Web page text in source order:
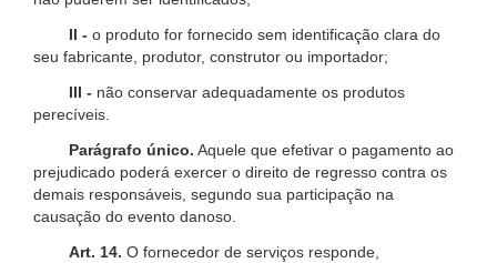
II - o produto for fornecido sem identificação clara do
seu fabricante, produtor, construtor ou importador;
III - não conservar adequadamente os produtos
perecíveis.
Parágrafo único. Aquele que efetivar o pagamento ao
prejudicado poderá exercer o direito de regresso contra os
demais responsáveis, segundo sua participação na
causação do evento danoso.
Art. 14. O fornecedor de serviços responde,